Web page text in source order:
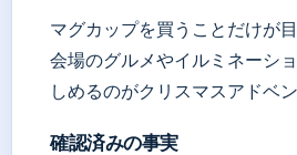
マグカップを買うことだけが目
会場のグルメやイルミネーシ
しめるのがクリスマスアドベ
確認済みの事実